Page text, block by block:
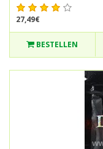
27,49€
BESTELLEN